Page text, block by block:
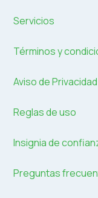
Servicios
Términos y
Aviso de Privacidad
Reglas de uso
Insignia de
Preguntas